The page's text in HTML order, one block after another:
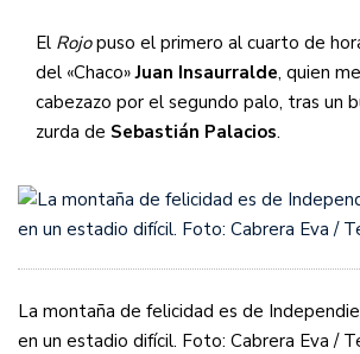
El Rojopuso el primero al cuarto de
del «Chaco»Juan Insaurralde, quien
cabezazo por el segundo palo, tras un
zurda de Sebastián Palacios.
La montaña de felicidad es de
en un estadio difícil. Foto: Cabrera Eva /